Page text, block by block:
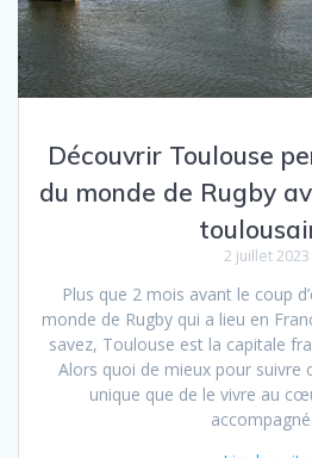
Découvrir Toulouse
du monde de Rugby
2 juillet 2023
Plus que 2 mois avant le coup
monde de Rugby qui a lieu en
savez, Toulouse est la capitale
Alors quoi de mieux pour suivre
unique que de le vivre au